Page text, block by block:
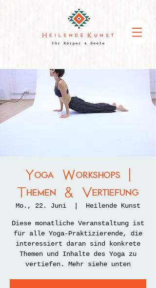
Yoga Workshops |
Themen & Vertiefung
Mo., 22. Juni Heilende Kunst
Diese monatliche Veranstaltung ist
für alle Yoga-Praktizierende, die
interessiert daran sind konkrete
Themen und Inhalte des Yoga zu
vertiefen. Mehr siehe unten